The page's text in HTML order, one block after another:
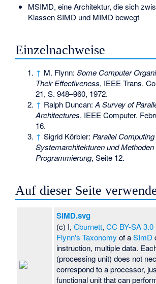
MSIMD, eine Architektur, die sich
Klassen SIMD und MIMD bewegt
Einzelnachweise
↑ M. Flynn:Some Computer
Their Effectiveness, IEEE Trans.
21, S. 948–960, 1972.
↑ Ralph Duncan:A Survey of
Architectures, IEEE Computer.
16.
↑ Sigrid Körbler: Parallel
Systemarchitekturen und Methoden
Programmierung, Seite 12.
Auf dieser Seite
SIMD.svg
(c) I,Cburnett,CC BY-SA 3.0
Flynn's Taxonomy of aSImD
instruction, multiple data.
(processing unit) does not
correspond to a processor,
functional unit that can